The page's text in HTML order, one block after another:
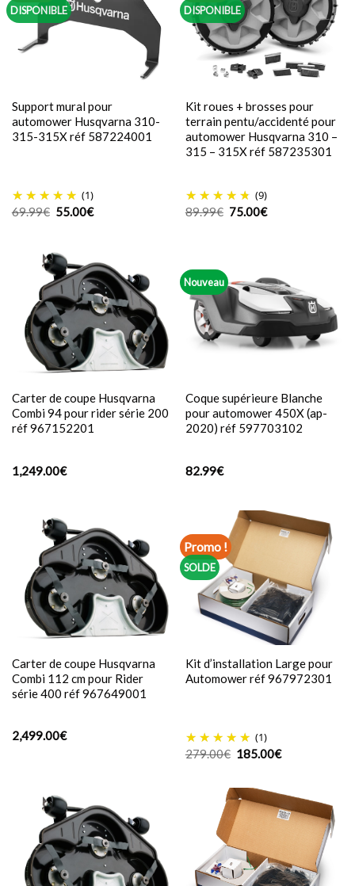
DISPONIBLE
Support mural pour
automower Husqvarna 310-
315-315X réf 587224001
(1)
69.99€ Le
prix
69.99€.
55.00€Le
prix
DISPONIBLE
Kit roues + brosses pour
terrain pentu/accidenté pour
automower Husqvarna 310 –
315 – 315X réf 587235301
(9)
89.99€ Le
prix
75.00€Le
prix
Carter de coupe Husqvarna
Combi 94 pour rider série 200
réf 967152201
1,249.00€
Nouveau
Coque supérieure Blanche
pour automower 450X (ap-
2020) réf 597703102
82.99€
Carter de coupe Husqvarna
Combi 112 cm pour Rider
série 400 réf 967649001
2,499.00€
Promo !
SOLDE
Kit d’installation Large pour
Automower réf 967972301
(1)
279.00€ Le
prix
279.00€.
185.00€Le
prix
185.00€.